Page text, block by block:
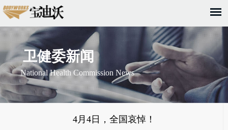
卫健委新闻
National Health Commission News
4月4日，全国哀悼！